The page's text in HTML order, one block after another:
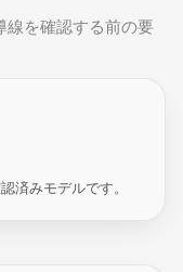
線を確認する前の要
済みモデルです。